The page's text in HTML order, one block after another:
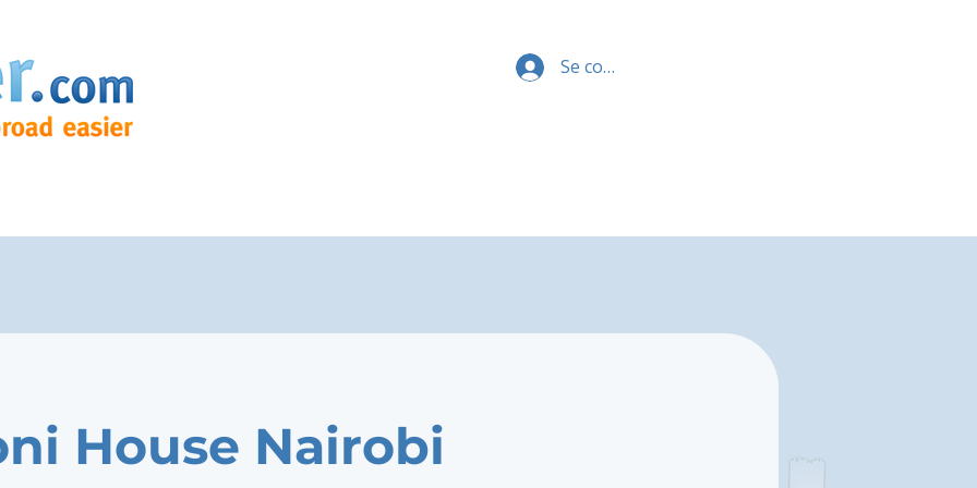
Se connecter
House Nairobi